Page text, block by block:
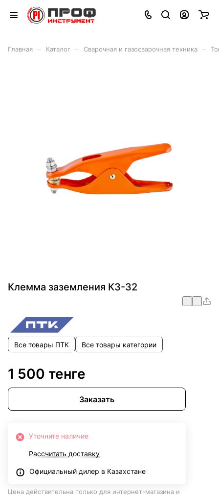
Главная Каталог Сварочная и газосварочная техника
Клемма заземления КЗ-32
Все товары ПТК Все товары категории
1 500 тенге
Заказать
Уточните наличие
Рассчитать доставку
Официальный дилер в Казахстане
Цена действительна только для интернет-магазина и